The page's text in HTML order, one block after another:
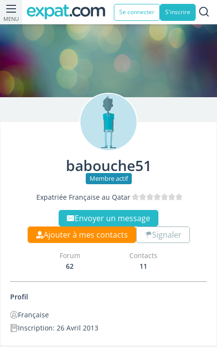
MENU
Se connecter S'inscrire
babouche51
Membre actif
Expatriée Française au Qatar
Envoyer un message
Ajouter à mes contacts
Signaler
Forum
62
Contacts
11
Profil
Française
Inscription: 26 Avril 2013